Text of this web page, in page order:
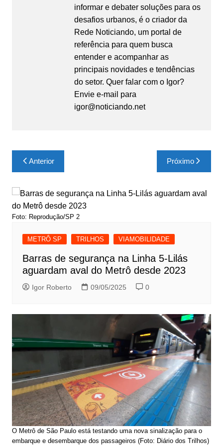
informar e debater soluções para os
desafios urbanos, é o criador da
Rede Noticiando, um portal de
referência para quem busca
entender e acompanhar as
principais novidades e tendências
do setor. Quer falar com o Igor?
Envie e-mail para
igor@noticiando.net
Navegação
de
Post
Anterior Próximo
Foto: Reprodução/SP 2
METRÔ SP TRILHOS VIAMOBILIDADE
Barras de segurança na Linha 5-Lilás
aguardam aval do Metrô desde 2023
Igor Roberto 09/05/2025 0
O Metrô de São Paulo está testando uma nova sinalização para o
embarque e desembarque dos passageiros (Foto: Diário dos Trilhos)